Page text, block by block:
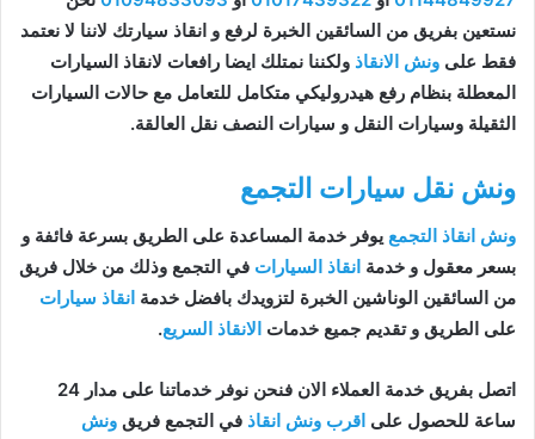
نستعين بفريق من السائقين الخبرة لرفع و انقاذ سيارتك لاننا لا نعتمد
فقط على ونش الانقاذ ولكننا نمتلك ايضا رافعات لانقاذ السيارات
المعطلة بنظام رفع هيدروليكي متكامل للتعامل مع حالات السيارات
الثقيلة وسيارات النقل و سيارات النصف نقل العالقة.
ونش نقل سيارات التجمع
ونش انقاذ التجمع يوفر خدمة المساعدة على الطريق بسرعة فائفة و
بسعر معقول و خدمة انقاذ السيارات في التجمع وذلك من خلال فريق
من السائقين الوناشين الخبرة لتزويدك بافضل خدمة انقاذ سيارات
على الطريق و تقديم جميع خدمات الانقاذ السريع.
اتصل بفريق خدمة العملاء الان فنحن نوفر خدماتنا على مدار 24
ساعة للحصول على اقرب ونش انقاذ في التجمع فريق ونش